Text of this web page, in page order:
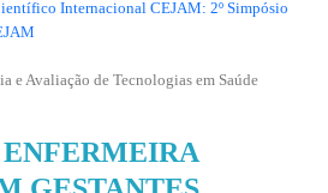
Internacional CEJAM: 2º Simpósio
e Avaliação de Tecnologias em Saúde